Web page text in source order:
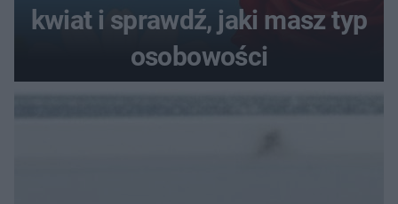
kwiat i sprawdź, jaki masz typ
osobowości